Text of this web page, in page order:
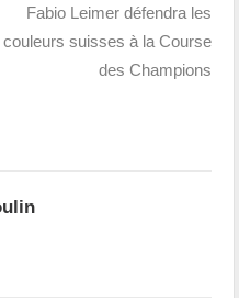
Fabio Leimer défendra les
couleurs suisses à la Course
des Champions